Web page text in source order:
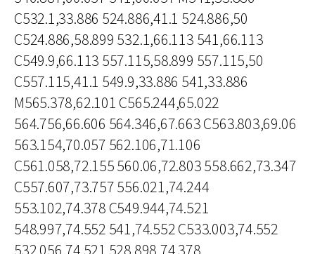
C532.1,33.886 524.886,41.1 524.886,50
C524.886,58.899 532.1,66.113 541,66.113
C549.9,66.113 557.115,58.899 557.115,50
C557.115,41.1 549.9,33.886 541,33.886
M565.378,62.101 C565.244,65.022
564.756,66.606 564.346,67.663 C563.803,69.06
563.154,70.057 562.106,71.106
C561.058,72.155 560.06,72.803 558.662,73.347
C557.607,73.757 556.021,74.244
553.102,74.378 C549.944,74.521
548.997,74.552 541,74.552 C533.003,74.552